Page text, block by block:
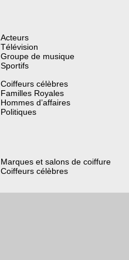
Acteurs
Télévision
Groupe de musique
Sportifs
Coiffeurs célèbres
Familles Royales
Hommes d’affaires
Politiques
Marques et salons de coiffure
Coiffeurs célèbres